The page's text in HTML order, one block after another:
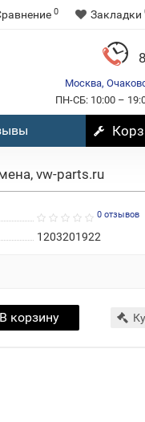
0 Закладки
Москва,
ПН-СБ: 10:00 –
vw-parts.ru
0 отзывов
1203201922
В корзину